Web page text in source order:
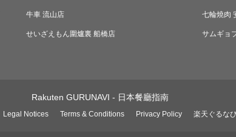
牛車 流山店 七輪燒肉
せいざえもん圍爐裏 船橋店 サムギョ
Rakuten GURUNAVI - 日本餐廳指南
Legal Notices Terms & Conditions Privacy Policy 楽天ぐるな